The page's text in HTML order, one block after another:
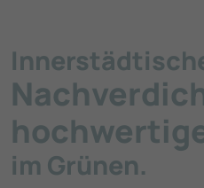
im Grünen.